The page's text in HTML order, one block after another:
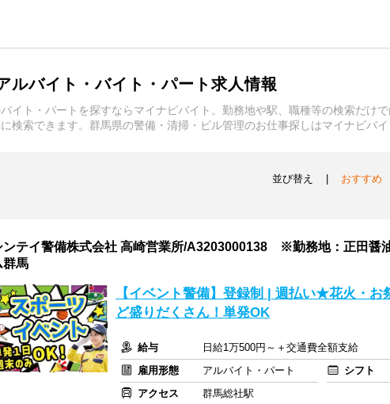
ルバイト・バイト・パート求人情報
イト・パートを探すならマイナビバイト。勤務地や駅、職種等の検索だけ
検索できます。群馬県の警備・清掃・ビル管理のお仕事探しはマイナビバイ
並び替え おすすめ
ンテイ警備株式会社 高崎営業所/A3203000138 ※勤務地：正田醤
群馬
【イベント警備】登録制 | 週払い★花火・お
ど盛りだくさん！単発OK
給与
日給1万500円～＋交通費全額支給
雇用形態
アルバイト・パート シフト
アクセス
群馬総社駅